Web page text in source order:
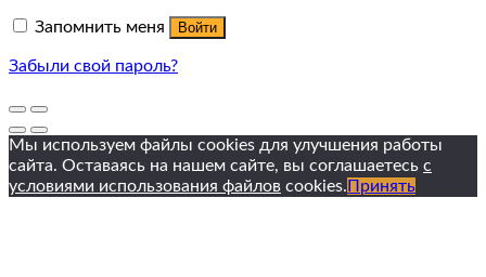
Запомнить меня Войти
Забыли свой пароль?
Мы используем файлы cookies для улучшения работы
сайта. Оставаясь на нашем сайте, вы соглашаетесь с
условиями использования файлов cookies. Принять